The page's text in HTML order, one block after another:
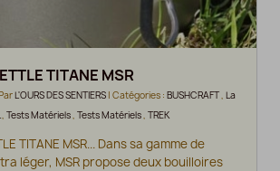
TITANE MSR
L'OURS DES SENTIERS | Catégories : BUSHCRAFT, La
, Tests Matériels, Tests Matériels, TREK
TITANE MSR... Dans sa gamme de
léger, MSR propose deux bouilloires